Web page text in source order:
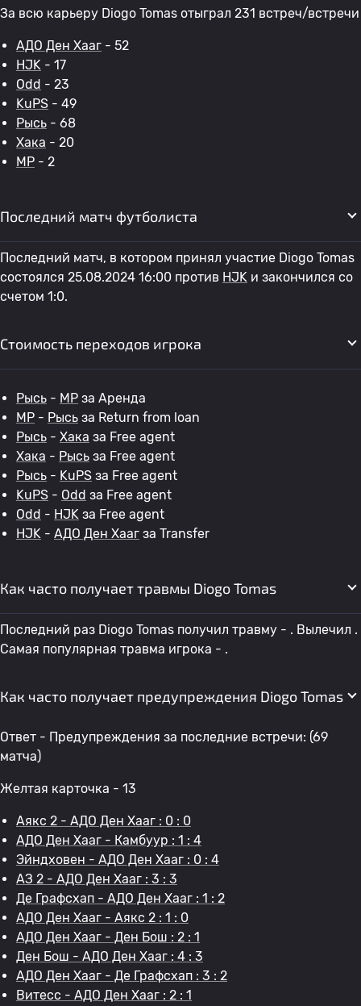
За всю карьеру Diogo Tomas отыграл 231 встреч/встречи
АДО Ден Хааг - 52
HJK - 17
Odd - 23
KuPS - 49
Рысь - 68
Хака - 20
MP - 2
Последний матч футболиста
Последний матч, в котором принял участие Diogo Tomas
состоялся 25.08.2024 16:00 против HJK и закончился со
счетом 1:0.
Стоимость переходов игрока
Рысь - MP за Аренда
MP - Рысь за Return from loan
Рысь - Хака за Free agent
Хака - Рысь за Free agent
Рысь - KuPS за Free agent
KuPS - Odd за Free agent
Odd - HJK за Free agent
HJK - АДО Ден Хааг за Transfer
Как часто получает травмы Diogo Tomas
Последний раз Diogo Tomas получил травму - . Вылечил .
Самая популярная травма игрока - .
Как часто получает предупреждения Diogo Tomas
Ответ - Предупреждения за последние встречи: (69
матча)
Желтая карточка - 13
Аякс 2 - АДО Ден Хааг : 0 : 0
АДО Ден Хааг - Камбуур : 1 : 4
Эйндховен - АДО Ден Хааг : 0 : 4
АЗ 2 - АДО Ден Хааг : 3 : 3
Де Графсхап - АДО Ден Хааг : 1 : 2
АДО Ден Хааг - Аякс 2 : 1 : 0
АДО Ден Хааг - Ден Бош : 2 : 1
Ден Бош - АДО Ден Хааг : 4 : 3
АДО Ден Хааг - Де Графсхап : 3 : 2
Витесс - АДО Ден Хааг : 2 : 1